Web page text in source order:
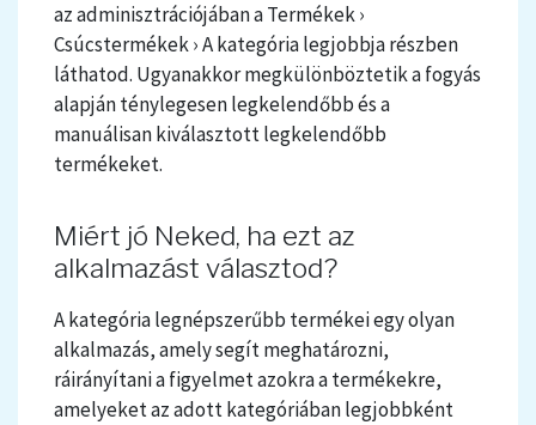
az adminisztrációjában a Termékek ›
Csúcstermékek › A kategória legjobbja részben
láthatod. Ugyanakkor megkülönböztetik a fogyás
alapján ténylegesen legkelendőbb és a
manuálisan kiválasztott legkelendőbb
termékeket.
Miért jó Neked, ha ezt az
alkalmazást választod?
A kategória legnépszerűbb termékei egy olyan
alkalmazás, amely segít meghatározni,
ráirányítani a figyelmet azokra a termékekre,
amelyeket az adott kategóriában legjobbként